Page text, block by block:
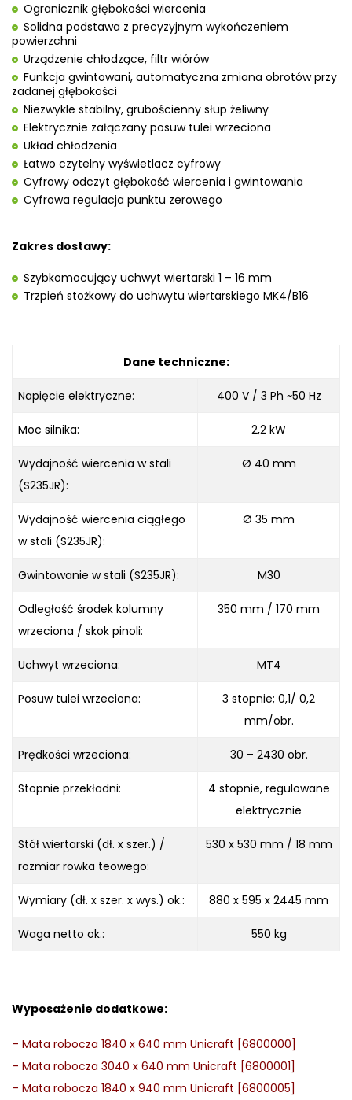
Ogranicznik głębokości wiercenia
Solidna podstawa z precyzyjnym wykończeniem
powierzchni
Urządzenie chłodzące, filtr wiórów
Funkcja gwintowani, automatyczna zmiana obrotów przy
zadanej głębokości
Niezwykle stabilny, grubościenny słup żeliwny
Elektrycznie załączany posuw tulei wrzeciona
Układ chłodzenia
Łatwo czytelny wyświetlacz cyfrowy
Cyfrowy odczyt głębokość wiercenia i gwintowania
Cyfrowa regulacja punktu zerowego
Zakres dostawy:
Szybkomocujący uchwyt wiertarski 1 – 16 mm
Trzpień stożkowy do uchwytu wiertarskiego MK4/B16
Dane techniczne:
Napięcie elektryczne: 400 V / 3 Ph ~50 Hz
Moc silnika: 2,2 kW
Wydajność wiercenia w stali
(S235JR):
Ø 40 mm
Wydajność wiercenia ciągłego
w stali (S235JR):
Ø 35 mm
Gwintowanie w stali (S235JR): M30
Odległość środek kolumny
wrzeciona / skok pinoli:
350 mm / 170 mm
Uchwyt wrzeciona: MT4
Posuw tulei wrzeciona:
3 stopnie; 0,1/ 0,2
mm/obr.
Prędkości wrzeciona: 30 – 2430 obr.
Stopnie przekładni:
4 stopnie, regulowane
elektrycznie
Stół wiertarski (dł. x szer.) /
rozmiar rowka teowego:
530 x 530 mm / 18 mm
Wymiary (dł. x szer. x wys.) ok.: 880 x 595 x 2445 mm
Waga netto ok.: 550 kg
Wyposażenie dodatkowe:
– Mata robocza 1840 x 640 mm Unicraft [6800000]
– Mata robocza 3040 x 640 mm Unicraft [6800001]
– Mata robocza 1840 x 940 mm Unicraft [6800005]